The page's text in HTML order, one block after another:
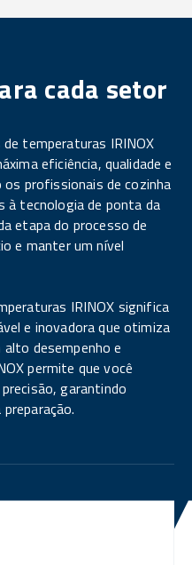
cada setor
temperaturas IRINOX
eficiência, qualidade e
os profissionais de cozinha
à tecnologia de ponta da
etapa do processo de
e manter um nível
IRINOX significa
e inovadora que otimiza
desempenho e
permite que você
garantindo